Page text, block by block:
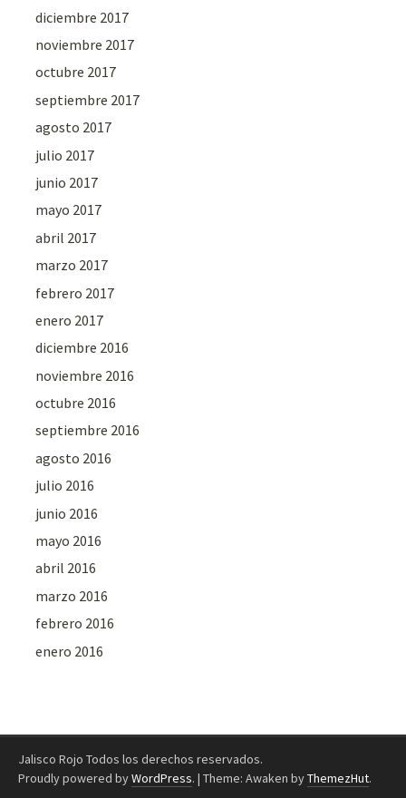
diciembre 2017
noviembre 2017
octubre 2017
septiembre 2017
agosto 2017
julio 2017
junio 2017
mayo 2017
abril 2017
marzo 2017
febrero 2017
enero 2017
diciembre 2016
noviembre 2016
octubre 2016
septiembre 2016
agosto 2016
julio 2016
junio 2016
mayo 2016
abril 2016
marzo 2016
febrero 2016
enero 2016
Jalisco Rojo Todos los derechos reservados.
Proudly powered byWordPress. | Theme: Awaken byThemezHut.